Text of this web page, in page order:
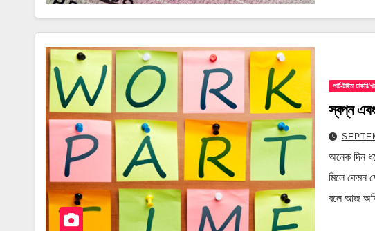
পার্ট-টাইম চাকরি/
স্বপ্ন এবং
অনেক দিন
মিলে কেমন
বলে আজ